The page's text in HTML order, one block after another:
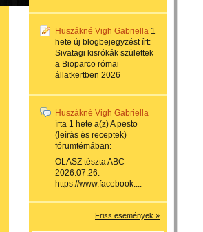
Huszákné Vigh Gabriella 1
hete új blogbejegyzést írt:
Sivatagi kisrókák születtek
a Bioparco római
állatkertben 2026
Huszákné Vigh Gabriella
írta 1 hete a(z)A pesto
(leírás és receptek)
fórumtémában:
OLASZ tészta ABC
2026.07.26.
https://www.facebook....
Friss események »